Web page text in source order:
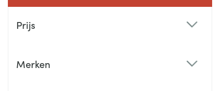
Prijs
Merken